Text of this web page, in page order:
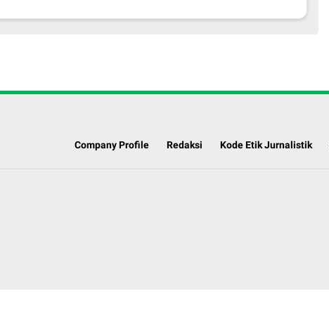
Company Profile Redaksi Kode Etik Jurnalistik